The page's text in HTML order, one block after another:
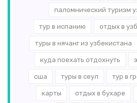
паломнический туризм
тур в испанию отдых в
туры в нячанг из узбекистана
куда поехать отдохнуть
сша туры в сеул тур в
карты отдых в бухаре